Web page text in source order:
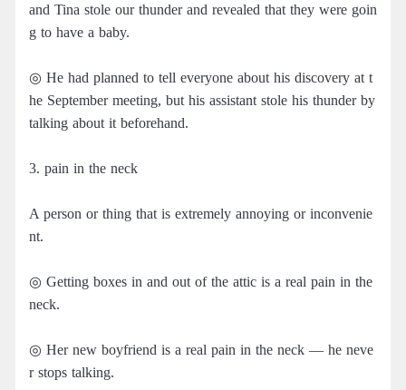
and Tina stole our thunder and revealed that they were goin
g to have a baby.
◎ He had planned to tell everyone about his discovery at t
he September meeting, but his assistant stole his thunder by
talking about it beforehand.
3. pain in the neck
A person or thing that is extremely annoying or inconvenie
nt.
◎ Getting boxes in and out of the attic is a real pain in the
neck.
◎ Her new boyfriend is a real pain in the neck — he neve
r stops talking.